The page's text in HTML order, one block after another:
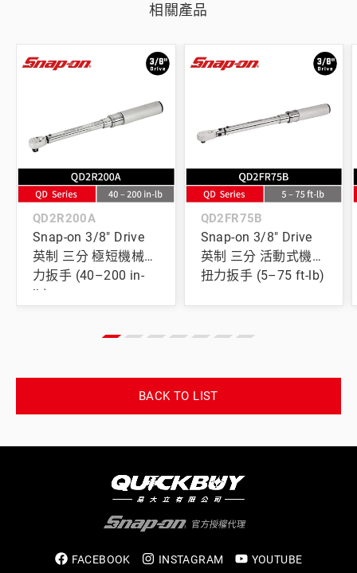
相關產品
QD2R200A
Snap-on 3/8" Drive
英制 三分 極短機械扭
力扳手 (40–200 in-
lb)
QD2FR75B
Snap-on 3/8" Drive
英制 三分 活動式機械
扭力扳手 (5–75 ft-lb)
BACK TO LIST
FACEBOOK INSTAGRAM YOUTUBE